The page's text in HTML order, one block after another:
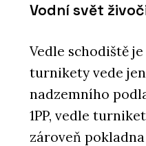
Vodní svět
Vedle schodiště
turnikety vede jen
nadzemního
1PP, vedle
zároveň